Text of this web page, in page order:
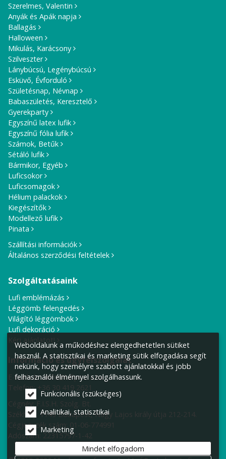
Szerelmes, Valentin
Anyák és Apák napja
Ballagás
Halloween
Mikulás, Karácsony
Szilveszter
Lánybúcsú, Legénybúcsú
Esküvő, Évforduló
Születésnap, Névnap
Babaszületés, Keresztelő
Gyerekparty
Egyszínű latex lufik
Egyszínű fólia lufik
Számok, Betűk
Sétáló lufik
Bármikor, Egyéb
Luficsokor
Luficsomagok
Hélium palackok
Kiegészítők
Modellező lufik
Pinata
Szállítási információk
Általános szerződési feltételek
Szolgáltatásaink
Lufi emblémázás
Léggömb felengedés
Világító léggömbök
Lufi dekoráció
Kérj ajánlatot!
Információ és ügyfélszolgálat
E-mail cím:info@lufiposta.hu
Telefon:+36 30 419 2621
Cégnév: F.I.S.H. Szolg. Bt.
Székhely: 1149 Budapest, Nagy Lajos király útja 212-214.
Cégjegyzék szám: 01-06-774991
Adószám: 22315797-1-42
Weboldalunk a működéshez elengedhetetlen sütiket
használ. A statisztikai és marketing sütik elfogadása segít
nekünk, hogy személyre szabott ajánlatokkal és jobb
felhasználói élménnyel szolgálhassunk.
Funkcionális (szükséges)
Analitikai, statisztikai
Marketing
Mindet elfogadom